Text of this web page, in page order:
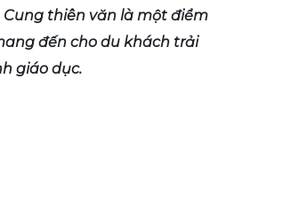
Cung thiên văn là một điểm
đến cho du khách trải
giáo dục.